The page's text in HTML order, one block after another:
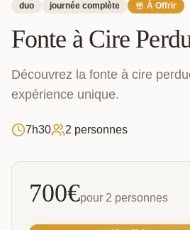
duo journée complète À Offrir
Fonte à Cire
Découvrez la fonte à cire
expérience unique.
7h30 2 personnes
700€pour 2 personnes